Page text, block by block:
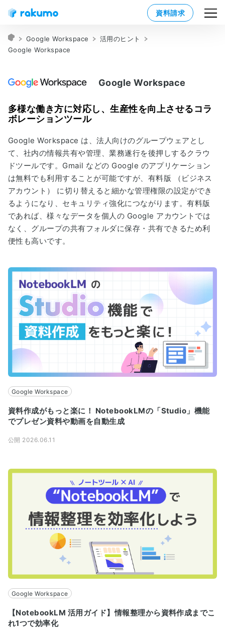
資料請求
Google Workspace
活用のヒント
Google Workspace
Google Workspace
多様な働き方に対応し、生産性を向上させるコラ
ボレーションツール
Google Workspace は、法人向けのグループウェアとし
て、社内の情報共有や管理、業務遂行を後押しするクラウ
ドツールです。Gmail などの Google のアプリケーション
は無料でも利用することが可能ですが、有料版 （ビジネス
アカウント） に切り替えると細かな管理権限の設定ができ
るようになり、セキュリティ強化につながります。有料版
であれば、様々なデータを個人の Google アカウントでは
なく、グループの共有フォルダに保存・共有できるため利
便性も高いです。
Google Workspace
資料作成がもっと楽に！ NotebookLMの「Studio」機能
でプレゼン資料や動画を自動生成
公開 2026.06.11
Google Workspace
【NotebookLM 活用ガイド】情報整理から資料作成までこ
れ1つで効率化